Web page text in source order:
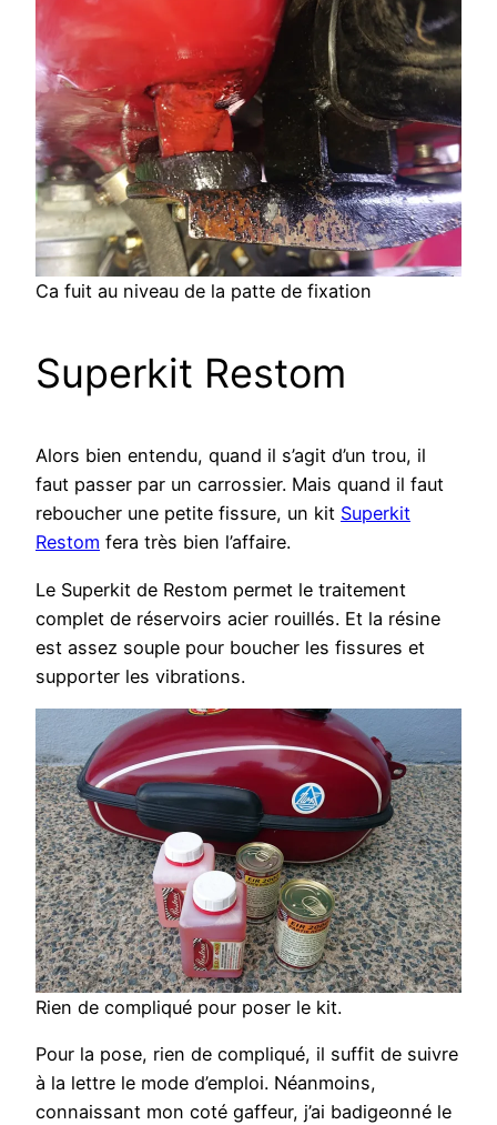
Ca fuit au niveau de la patte de fixation
Superkit Restom
Alors bien entendu, quand il s’agit d’un trou, il
faut passer par un carrossier. Mais quand il faut
reboucher une petite fissure, un kit Superkit
Restom fera très bien l’affaire.
Le Superkit de Restom permet le traitement
complet de réservoirs acier rouillés. Et la résine
est assez souple pour boucher les fissures et
supporter les vibrations.
Rien de compliqué pour poser le kit.
Pour la pose, rien de compliqué, il suffit de suivre
à la lettre le mode d’emploi. Néanmoins,
connaissant mon coté gaffeur, j’ai badigeonné le